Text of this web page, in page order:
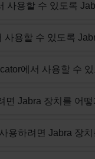
사용할 수 있도록
사용할 수 있도록
에서 사용할 수
면 Jabra 장치를 어
용하려면 Jabra 장